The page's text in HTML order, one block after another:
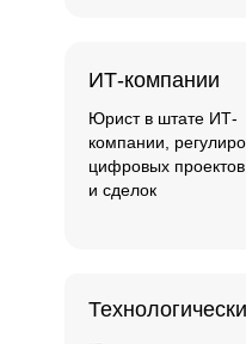
Юрист в штате ИТ-
компании,
цифровых проектов
и сделок
ИТ-компании